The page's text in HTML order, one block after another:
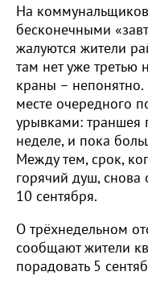
На
бесконечными
жалуются жители
там нет уже третью
краны –
месте очередного
урывками: траншея
неделе, и пока
Между тем, срок,
горячий душ, снова
10 сентября.
О трёхнедельном
сообщают жители
порадовать 5